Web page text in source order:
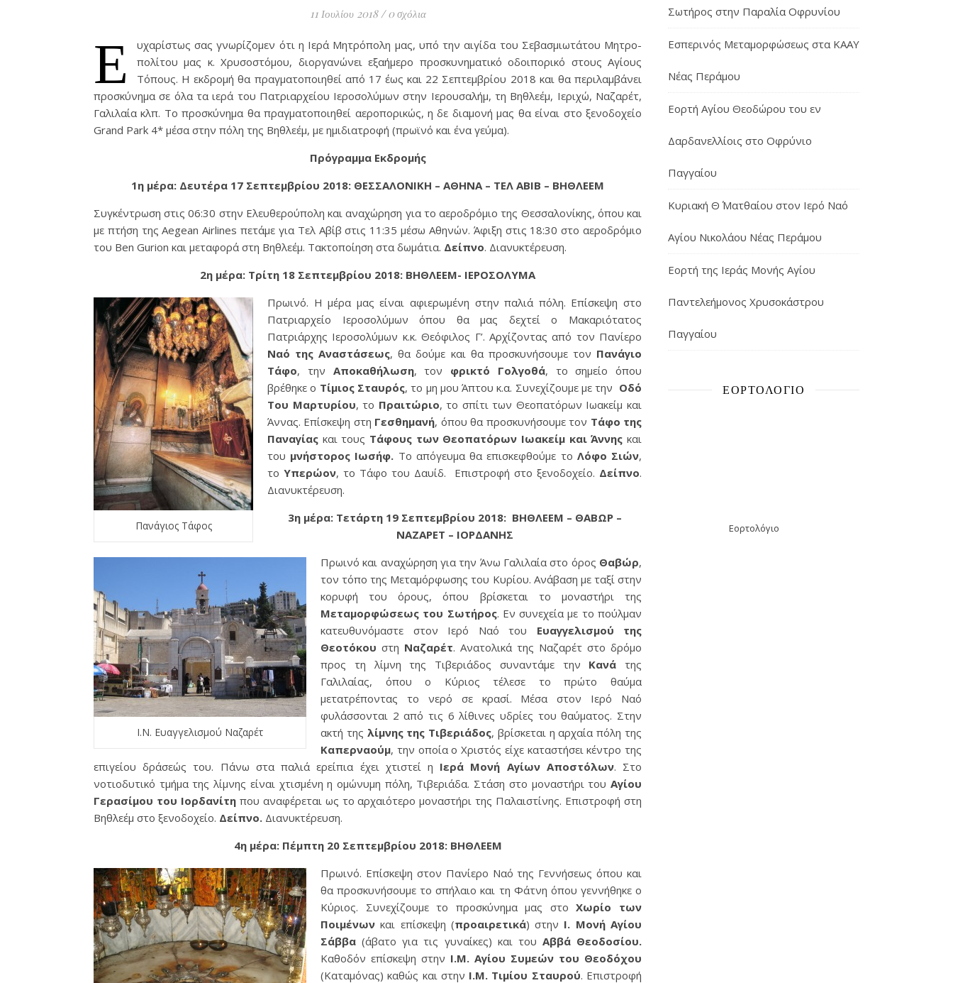
11 Ιουλίου 2018 / 0 σχόλια
Ε
υχαρίστως σας γνωρίζομεν ότι η Ιερά Μητρόπολη μας, υ­πό την αιγί­δα του Σε­βα­σμιωτάτου Μη­τρο­
πο­λί­του μας κ. Χρυσοστόμου, διοργανώνει εξαήμερο προσκυνηματικό οδοιπορικό στους Αγίους
Τόπους. Η εκδρομή θα πραγματοποιηθεί από 17 έως και 22 Σεπτεμβρίου 2018 και θα περιλαμβάνει
προσκύνημα σε όλα τα ιερά του Πατριαρχείου Ιεροσολύμων στην Ιερουσαλήμ, τη Βηθλεέμ, Ιεριχώ, Ναζαρέτ,
Γαλιλαία κλπ. Το προσκύνημα θα πραγματοποιηθεί αεροπορικώς, η δε διαμονή μας θα είναι στο ξενοδοχείο
Grand Park 4* μέσα στην πόλη της Βηθλεέμ, με ημιδιατροφή (πρωϊνό και ένα γεύμα).
Πρόγραμμα Εκδρομής
1η μέρα: Δευτέρα 17 Σεπτεμβρίου 2018: ΘΕΣΣΑΛΟΝΙΚΗ – ΑΘΗΝΑ – ΤΕΛ ΑΒΙΒ – ΒΗΘΛΕΕΜ
Συγκέντρωση στις 06:30 στην Ελευθερούπολη και αναχώρηση για το αεροδρόμιο της Θεσσαλονίκης, όπου και
με πτήση της Aegean Airlines πετάμε για Τελ Αβίβ στις 11:35 μέσω Αθηνών. Άφιξη στις 18:30 στο αεροδρόμιο
του Ben Gurion και μεταφορά στη Βηθλεέμ. Τακτοποίηση στα δωμάτια. Δείπνο. Διανυκτέρευση.
2η μέρα: Τρίτη 18 Σεπτεμβρίου 2018: ΒΗΘΛΕΕΜ- ΙΕΡΟΣΟΛΥΜΑ
Πανάγιος Τάφος
Πρωινό. Η μέρα μας είναι αφιερωμένη στην παλιά πόλη. Επίσκεψη στο
Πατριαρχείο Ιεροσολύμων όπου θα μας δεχτεί ο Μακαριότατος
Πατριάρχης Ιεροσολύμων κ.κ. Θεόφιλος Γ’. Αρχίζοντας από τον Πανίερο
Ναό της Αναστάσεως, θα δούμε και θα προσκυνήσουμε τον Πανάγιο
Τάφο, την Αποκαθήλωση, τον φρικτό Γολγοθά, το σημείο όπου
βρέθηκε ο Τίμιος Σταυρός, το μη μου Άπτου κ.α. Συνεχίζουμε με την Οδό
Του Μαρτυρίου, το Πραιτώριο, το σπίτι των Θεοπατόρων Ιωακείμ και
Άννας. Επίσκεψη στη Γεσθημανή, όπου θα προσκυνήσουμε τον Τάφο της
Παναγίας και τους Τάφους των Θεοπατόρων Ιωακείμ και Άννηςκαι
του μνήστορος Ιωσήφ. Το απόγευμα θα επισκεφθούμε το Λόφο Σιών,
το Υπερώον, το Τάφο του Δαυίδ. Επιστροφή στο ξενοδοχείο. Δείπνο.
Διανυκτέρευση.
3η μέρα: Τετάρτη 19 Σεπτεμβρίου 2018: ΒΗΘΛΕΕΜ – ΘΑΒΩΡ –
ΝΑΖΑΡΕΤ – ΙΟΡΔΑΝΗΣ
Ι.Ν. Ευαγγελισμού Ναζαρέτ
Πρωινό και αναχώρηση για την Άνω Γαλιλαία στο όρος Θαβώρ,
τον τόπο της Μεταμόρφωσης του Κυρίου. Ανάβαση με ταξί στην
κορυφή του όρους, όπου βρίσκεται το μοναστήρι της
Μεταμορφώσεως του Σωτήρος. Εν συνεχεία με το πούλμαν
κατευθυνόμαστε στον Ιερό Ναό του Ευαγγελισμού της
Θεοτόκου στη Ναζαρέτ. Ανατολικά της Ναζαρέτ στο δρόμο
προς τη λίμνη της Τιβεριάδος συναντάμε την Κανά της
Γαλιλαίας, όπου ο Κύριος τέλεσε το πρώτο θαύμα
μετατρέποντας το νερό σε κρασί. Μέσα στον Ιερό Ναό
φυλάσσονται 2 από τις 6 λίθινες υδρίες του θαύματος. Στην
ακτή της λίμνης της Τιβεριάδος, βρίσκεται η αρχαία πόλη της
Καπερναούμ, την οποία ο Χριστός είχε καταστήσει κέντρο της
επιγείου δράσεώς του. Πάνω στα παλιά ερείπια έχει χτιστεί η Ιερά Μονή Αγίων Αποστόλων. Στο
νοτιοδυτικό τμήμα της λίμνης είναι χτισμένη η ομώνυμη πόλη, Τιβεριάδα. Στάση στο μοναστήρι του Αγίου
Γερασίμου του Ιορδανίτη που αναφέρεται ως το αρχαιότερο μοναστήρι της Παλαιστίνης. Επιστροφή στη
Βηθλεέμ στο ξενοδοχείο. Δείπνο. Διανυκτέρευση.
4η μέρα: Πέμπτη 20 Σεπτεμβρίου 2018:ΒΗΘΛΕΕΜ
Πρωινό. Επίσκεψη στον Πανίερο Ναό της Γεννήσεως όπου και
θα προσκυνήσουμε το σπήλαιο και τη Φάτνη όπου γεννήθηκε ο
Κύριος. Συνεχίζουμε το προσκύνημα μας στοΧωρίο των
Ποιμένων και επίσκεψη (προαιρετικά) στην Ι. Μονή Αγίου
Σάββα(άβατο για τις γυναίκες) και του Αββά Θεοδοσίου.
Καθοδόν επίσκεψη στην Ι.Μ. Αγίου Συμεών του Θεοδόχου
(Καταμόνας) καθώς και στην Ι.Μ. Τιμίου Σταυρού. Επιστροφή
Σωτήρος στην Παραλία Οφρυνίου
Εσπερινός Μεταμορφώσεως στα ΚΑΑΥ
Νέας Περάμου
Εορτή Αγίου Θεοδώρου του εν
Δαρδανελλίοις στο Οφρύνιο
Παγγαίου
Κυριακή Θ΄ Ματθαίου στον Ιερό Ναό
Αγίου Νικολάου Νέας Περάμου
Εορτή της Ιεράς Μονής Αγίου
Παντελεήμονος Χρυσοκάστρου
Παγγαίου
ΕΟΡΤΟΛΌΓΙΟ
Εορτολόγιο